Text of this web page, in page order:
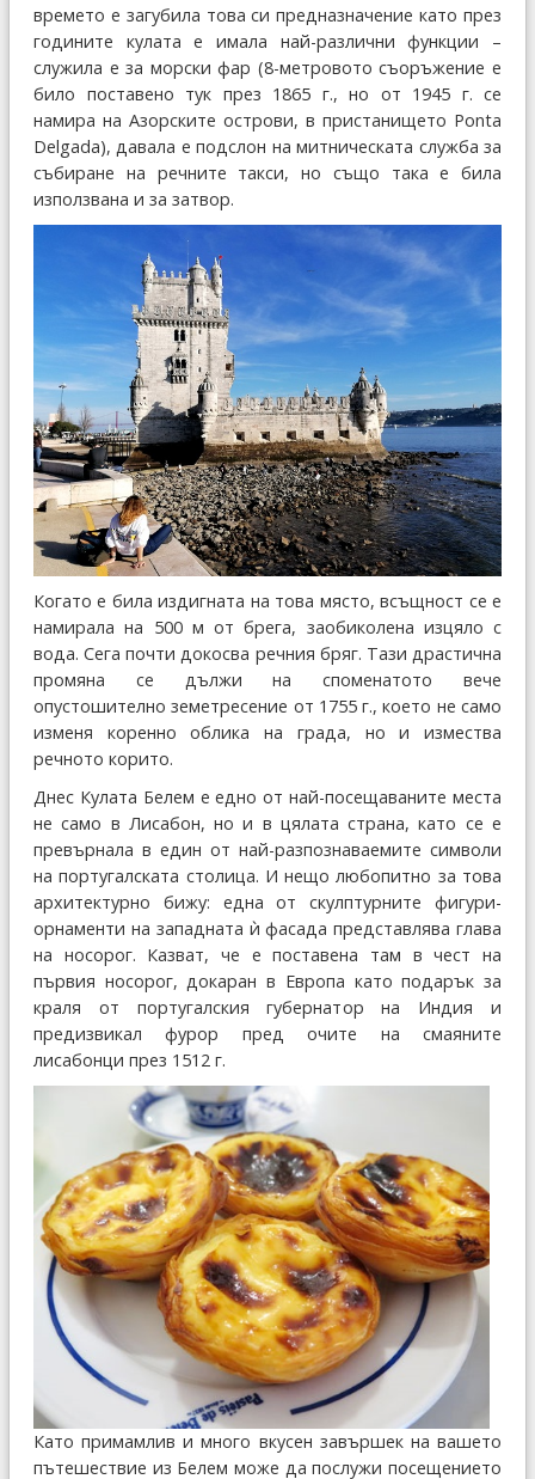
времето е загубила това си предназначение като през
годините кулата е имала най-различни функции –
служила е за морски фар (8-метровото съоръжение е
било поставено тук през 1865 г., но от 1945 г. се
намира на Азорските острови, в пристанището Ponta
Delgada), давала е подслон на митническата служба за
събиране на речните такси, но също така е била
използвана и за затвор.
Когато е била издигната на това място, всъщност се е
намирала на 500 м от брега, заобиколена изцяло с
вода. Сега почти докосва речния бряг. Тази драстична
промяна се дължи на споменатото вече
опустошително земетресение от 1755 г., което не само
изменя коренно облика на града, но и измества
речното корито.
Днес Кулата Белем е едно от най-посещаваните места
не само в Лисабон, но и в цялата страна, като се е
превърнала в един от най-разпознаваемите символи
на португалската столица. И нещо любопитно за това
архитектурно бижу: една от скулптурните фигури-
орнаменти на западната ѝ фасада представлява глава
на носорог. Казват, че е поставена там в чест на
първия носорог, докаран в Европа като подарък за
краля от португалския губернатор на Индия и
предизвикал фурор пред очите на смаяните
лисабонци през 1512 г.
Като примамлив и много вкусен завършек на вашето
пътешествие из Белем може да послужи посещението